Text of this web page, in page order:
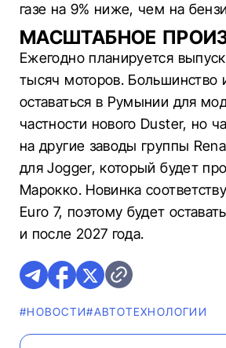
газе на 9% ниже, чем на
МАСШТАБНОЕ
Ежегодно планируется
тысяч моторов. Большинство
оставаться в Румынии для
частности нового Duster, но
на другие заводы группы
для Jogger, который будет
Марокко. Новинка
Euro 7, поэтому будет
и после 2027 года.
#НОВОСТИ#АВТОТЕХНОЛОГИИ